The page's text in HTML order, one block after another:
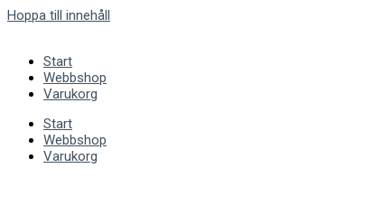
Hoppa till innehåll
Start
Webbshop
Varukorg
Start
Webbshop
Varukorg